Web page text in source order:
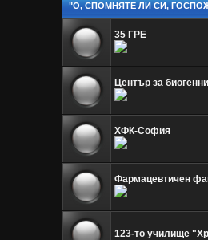
"О, СПОМНЯТЕ ЛИ СИ,
35 ГРЕ
Център за
ХФК-София
Фармацевтичен
123-то училище